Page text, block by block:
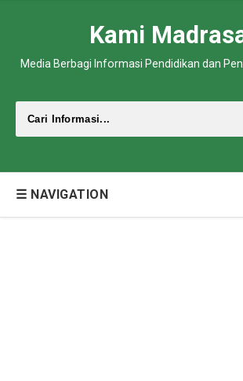
Kami
Media Berbagi Informasi Pendidikan dan
☰ NAVIGATION